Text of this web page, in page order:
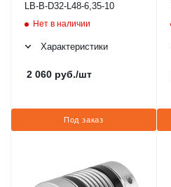
LB-B-D32-L48-6,35-10
Нет в наличии
Характеристики
2 060 руб./шт
Под заказ